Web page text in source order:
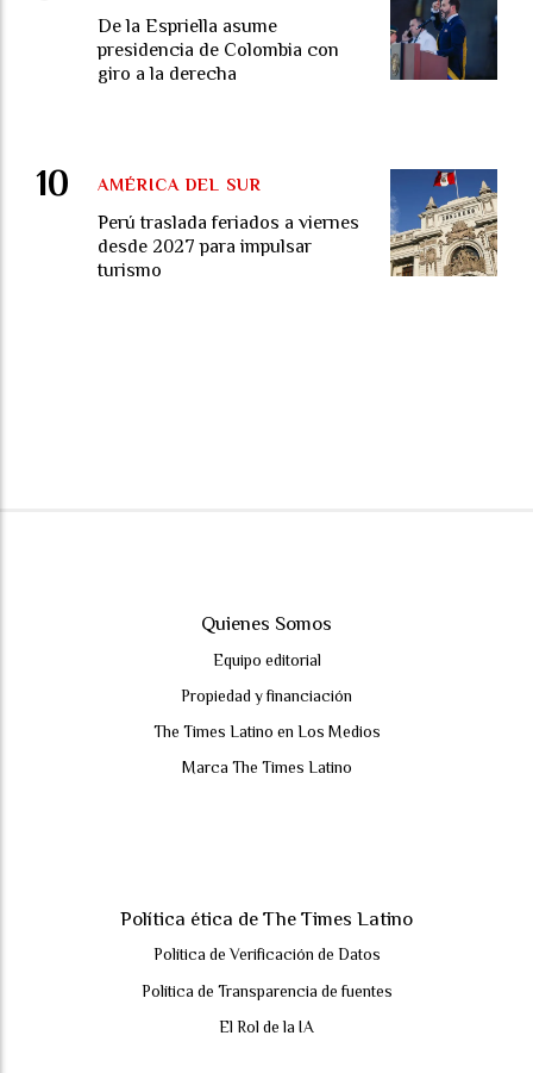
De la Espriella asume
presidencia de Colombia con
giro a la derecha
Perú traslada feriados a viernes
desde 2027 para impulsar
turismo
AMÉRICA DEL SUR
Quienes Somos
Equipo editorial
Propiedad y financiación
The Times Latino en Los Medios
Marca The Times Latino
Política ética de The Times Latino
Política de Verificación de Datos
Política de Transparencia de fuentes
El Rol de la IA